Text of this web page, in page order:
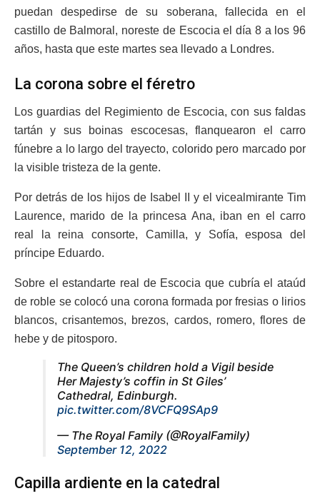
puedan despedirse de su soberana, fallecida en el
castillo de Balmoral, noreste de Escocia el día 8 a los 96
años, hasta que este martes sea llevado a Londres.
La corona sobre el féretro
Los guardias del Regimiento de Escocia, con sus faldas
tartán y sus boinas escocesas, flanquearon el carro
fúnebre a lo largo del trayecto, colorido pero marcado por
la visible tristeza de la gente.
Por detrás de los hijos de Isabel II y el vicealmirante Tim
Laurence, marido de la princesa Ana, iban en el carro
real la reina consorte, Camilla, y Sofía, esposa del
príncipe Eduardo.
Sobre el estandarte real de Escocia que cubría el ataúd
de roble se colocó una corona formada por fresias o lirios
blancos, crisantemos, brezos, cardos, romero, flores de
hebe y de pitosporo.
The Queen’s children hold a Vigil beside
Her Majesty’s coffin in St Giles’
Cathedral, Edinburgh.
pic.twitter.com/8VCFQ9SAp9
— The Royal Family (@RoyalFamily)
September 12, 2022
Capilla ardiente en la catedral